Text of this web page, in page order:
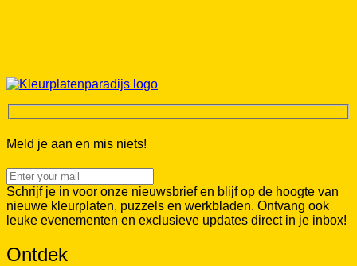
Meld je aan en mis niets!
Schrijf je in voor onze nieuwsbrief en blijf op de hoogte van
nieuwe kleurplaten, puzzels en werkbladen. Ontvang ook
leuke evenementen en exclusieve updates direct in je inbox!
Ontdek